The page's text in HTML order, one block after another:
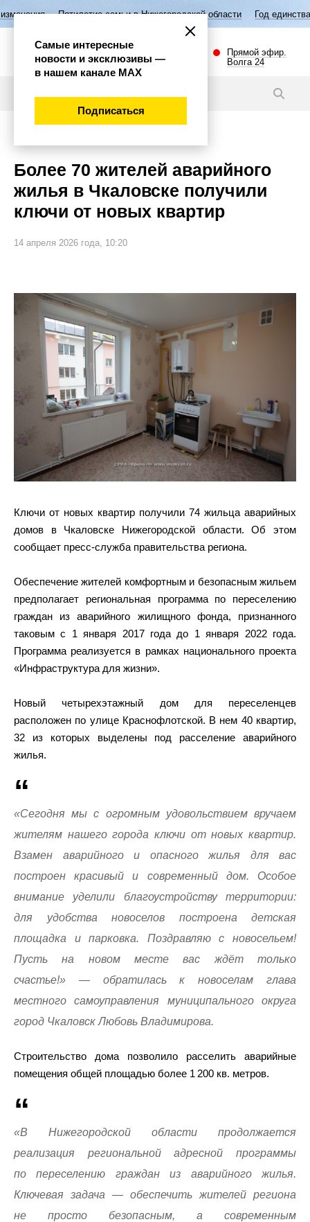
семьи в Нижегородской области Год единства народов
Прямой эфир.
Волга 24
Более 70 жителей аварийного
жилья в Чкаловске получили
ключи от новых квартир
14 апреля 2026 года, 10:20
Ключи от новых квартир получили 74 жильца аварийных
домов в Чкаловске Нижегородской области. Об этом
сообщает пресс-служба правительства региона.
Обеспечение жителей комфортным и безопасным жильем
предполагает региональная программа по переселению
граждан из аварийного жилищного фонда, признанного
таковым с 1 января 2017 года до 1 января 2022 года.
Программа реализуется в рамках национального проекта
«Инфраструктура для жизни».
Новый четырехэтажный дом для переселенцев
расположен по улице Краснофлотской. В нем 40 квартир,
32 из которых выделены под расселение аварийного
жилья.
«Сегодня мы с огромным удовольствием вручаем
жителям нашего города ключи от новых квартир.
Взамен аварийного и опасного жилья для вас
построен красивый и современный дом. Особое
внимание уделили благоустройству территории:
для удобства новоселов построена детская
площадка и парковка. Поздравляю с новосельем!
Пусть на новом месте вас ждёт только
счастье!» — обратилась к новоселам глава
местного самоуправления муниципального округа
город Чкаловск Любовь Владимирова.
Строительство дома позволило расселить аварийные
помещения общей площадью более 1 200 кв. метров.
«В Нижегородской области продолжается
реализация региональной адресной программы
по переселению граждан из аварийного жилья.
Ключевая задача — обеспечить жителей региона
не просто безопасным, а современным
Самые интересные
новости и эксклюзивы —
в нашем канале МАХ
Подписаться